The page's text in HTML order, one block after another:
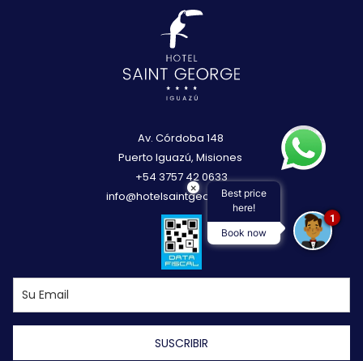
Av. Córdoba 148
Puerto Iguazú, Misiones
+54 3757 42 0633
info@hotelsaintgeorge.com
SUSCRIBIR
×
Best price
here!
Book now
1